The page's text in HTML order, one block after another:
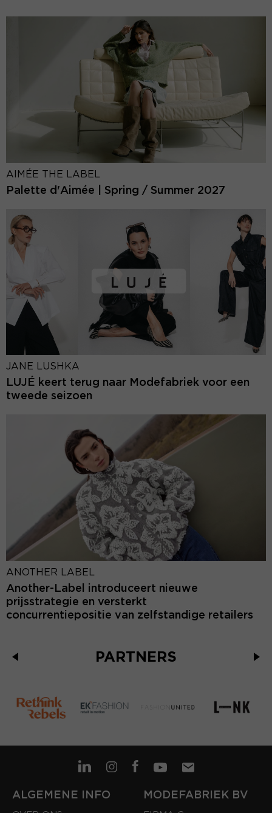
AIMÉE THE LABEL
Palette d'Aimée | Spring / Summer 2027
JANE LUSHKA
LUJÉ keert terug naar Modefabriek voor een
tweede seizoen
ANOTHER LABEL
Another-Label introduceert nieuwe
prijsstrategie en versterkt
concurrentiepositie van zelfstandige retailers
PARTNERS
ALGEMENE INFO MODEFABRIEK BV